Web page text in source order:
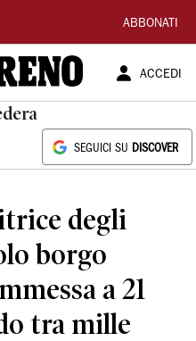
ABBONATI
ACCEDI
SEGUICI SU DISCOVER
degli
borgo
a 21
tra mille